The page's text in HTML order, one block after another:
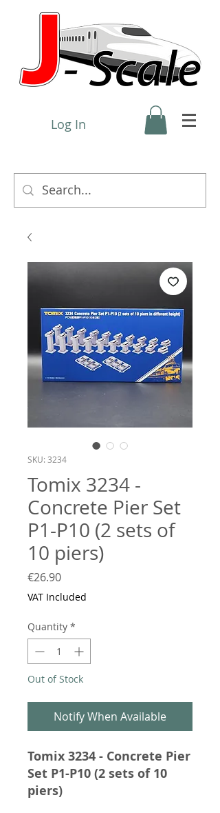
Log In
SKU: 3234
Tomix 3234 -
Concrete Pier Set
P1-P10 (2 sets of
10 piers)
€26.90Price
VAT Included
Quantity *
Out of Stock
Notify When Available
Tomix 3234 - Concrete Pier
Set P1-P10 (2 sets of 10
piers)